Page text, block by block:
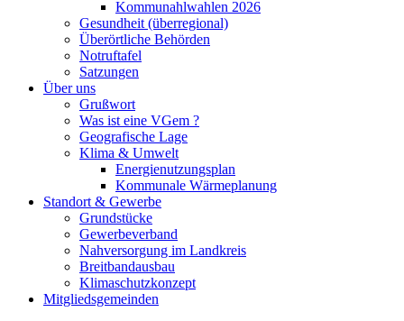
Kommunahlwahlen 2026
Gesundheit (überregional)
Überörtliche Behörden
Notruftafel
Satzungen
Über uns
Grußwort
Was ist eine VGem ?
Geografische Lage
Klima & Umwelt
Energienutzungsplan
Kommunale Wärmeplanung
Standort & Gewerbe
Grundstücke
Gewerbeverband
Nahversorgung im Landkreis
Breitbandausbau
Klimaschutzkonzept
Mitgliedsgemeinden